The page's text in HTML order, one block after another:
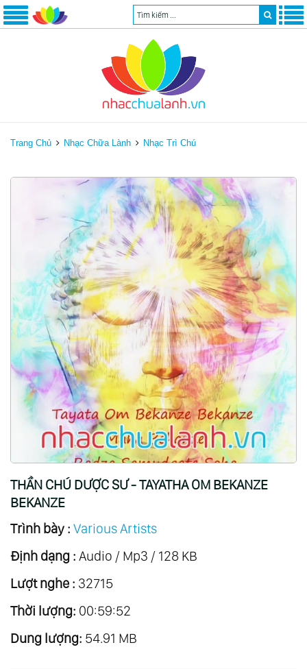
Trang Chủ Nhạc Chữa Lành Nhạc Trì Chú
THẦN CHÚ DƯỢC SƯ - TAYATHA OM BEKANZE
BEKANZE
Trình bày : Various Artists
Định dạng : Audio / Mp3 / 128 KB
Lượt nghe : 32715
Thời lượng: 00:59:52
Dung lượng: 54.91 MB